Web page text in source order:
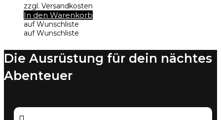
war:
2.995,95 €
zzgl. Versandkosten
In den Warenkorb
auf Wunschliste
auf Wunschliste
Die Ausrüstung für dein nächtes
Abenteuer